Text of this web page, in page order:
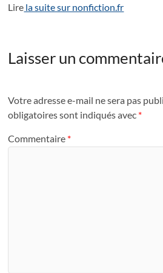
Lire la suite sur nonfiction.fr
Laisser un
Votre adresse e-mail ne sera pas
obligatoires sont indiqués avec *
Commentaire *